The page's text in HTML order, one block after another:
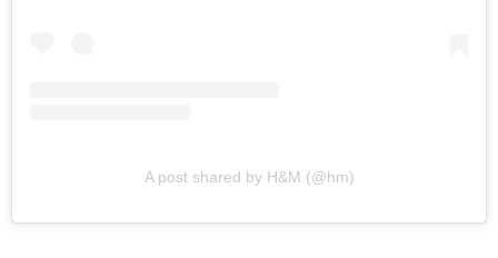
A post shared by H&M (@hm)